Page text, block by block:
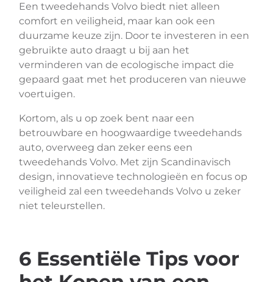
Een tweedehands Volvo biedt niet alleen
comfort en veiligheid, maar kan ook een
duurzame keuze zijn. Door te investeren in een
gebruikte auto draagt u bij aan het
verminderen van de ecologische impact die
gepaard gaat met het produceren van nieuwe
voertuigen.
Kortom, als u op zoek bent naar een
betrouwbare en hoogwaardige tweedehands
auto, overweeg dan zeker eens een
tweedehands Volvo. Met zijn Scandinavisch
design, innovatieve technologieën en focus op
veiligheid zal een tweedehands Volvo u zeker
niet teleurstellen.
6 Essentiële Tips voor